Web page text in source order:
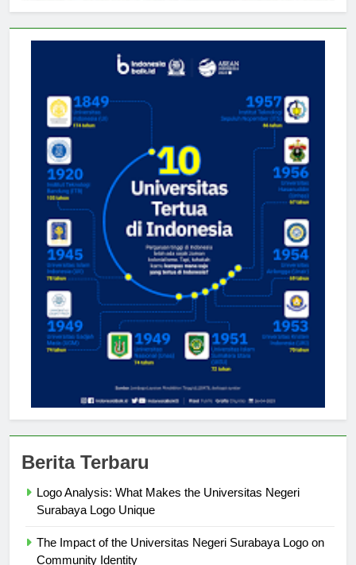
Logo Analysis: What Makes the Universitas Negeri
The Impact of the Universitas Negeri Surabaya Logo on